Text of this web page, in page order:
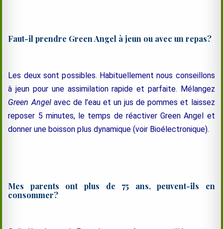
Faut-il prendre Green Angel à jeun ou avec un repas?
Les deux sont possibles. Habituellement nous conseillons
à jeun pour une assimilation rapide et parfaite. Mélangez
Green Angel avec de l’eau et un jus de pommes et laissez
reposer 5 minutes, le temps de réactiver Green Angel et
donner une boisson plus dynamique (voir Bioélectronique).
Mes parents ont plus de 75 ans, peuvent-ils en
consommer?